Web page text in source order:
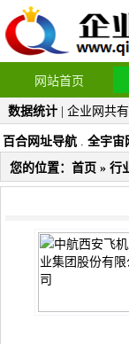
网站首页
数据统计 | 企业网共
百合网址导航 . 全宇宙
您的位置： 首页 » 行